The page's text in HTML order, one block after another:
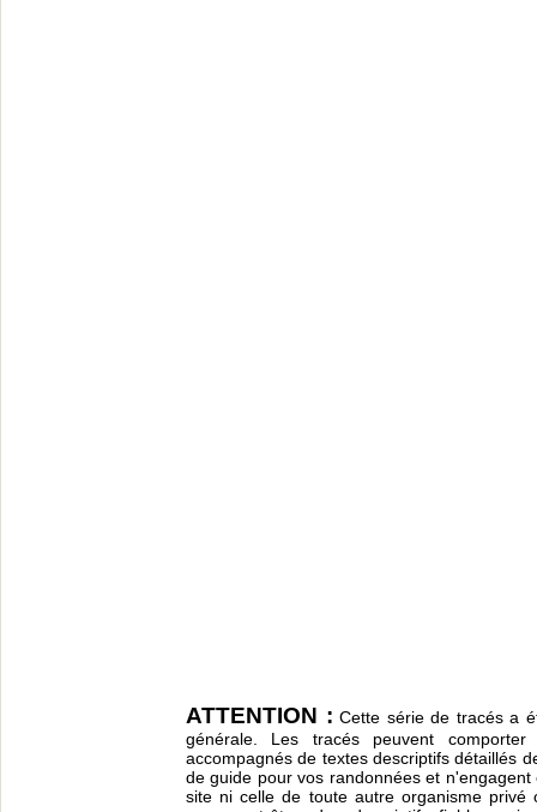
ATTENTION : Cette série de tracés a
générale. Les tracés peuvent
accompagnés de textes descriptifs détaillés
de guide pour vos randonnées et
site ni celle de toute autre organisme privé